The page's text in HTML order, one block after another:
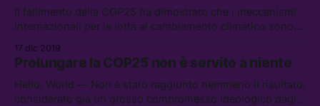
Il fallimento della COP25 ha dimostrato che i meccanismi
internazionali per la lotta al cambiamento climatico sono
2020 per impedire che alla COP26 si ripeta lo stesso
disastro?
17 dic 2019
Prolungare la COP25 non è servito a niente
Hello, World — Non è stato raggiunto nemmeno il risultato,
considerato già un grosso compromesso ideologico dagli